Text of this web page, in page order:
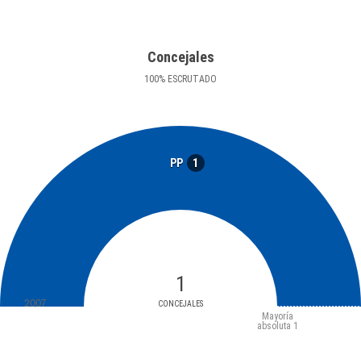
Concejales
100% ESCRUTADO
PP 1
1
CONCEJALES
Mayoría
absoluta 1
2007